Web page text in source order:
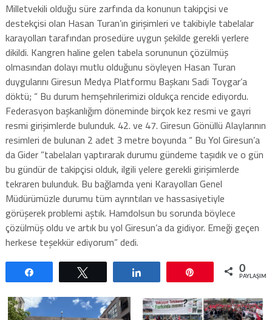
Milletvekili olduğu süre zarfında da konunun takipçisi ve
destekçisi olan Hasan Turan’ın girişimleri ve takibiyle tabelalar
karayolları tarafından prosedüre uygun şekilde gerekli yerlere
dikildi. Kangren haline gelen tabela sorununun çözülmüş
olmasından dolayı mutlu olduğunu söyleyen Hasan Turan
duygularını Giresun Medya Platformu Başkanı Sadi Toygar’a
döktü; “ Bu durum hemşehrilerimizi oldukça rencide ediyordu.
Federasyon başkanlığım döneminde birçok kez resmi ve gayri
resmi girişimlerde bulunduk. 42. ve 47. Giresun Gönüllü Alaylarının
resimleri de bulunan 2 adet 3 metre boyunda “ Bu Yol Giresun’a
da Gider ”tabelaları yaptırarak durumu gündeme taşıdık ve o gün
bu gündür de takipçisi olduk, ilgili yelere gerekli girişimlerde
tekraren bulunduk. Bu bağlamda yeni Karayolları Genel
Müdürümüzle durumu tüm ayrıntıları ve hassasiyetiyle
görüşerek problemi aştık. Hamdolsun bu sorunda böylece
çözülmüş oldu ve artık bu yol Giresun’a da gidiyor. Emeği geçen
herkese teşekkür ediyorum” dedi.
0